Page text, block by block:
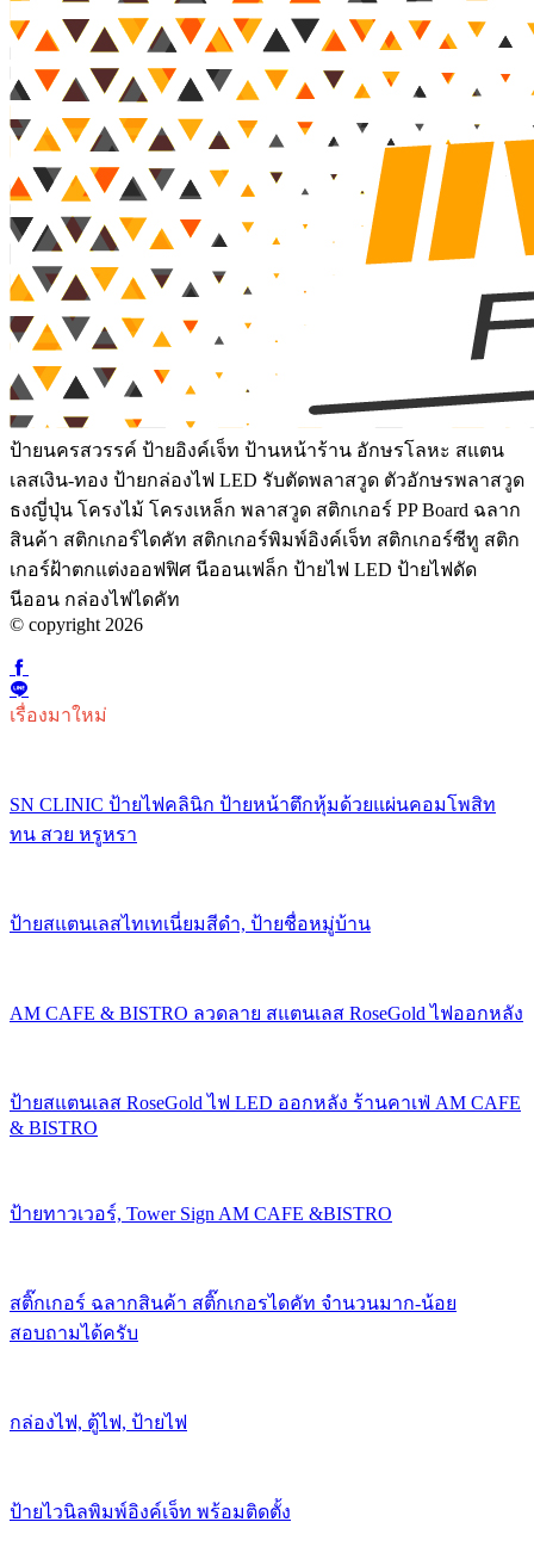
ป้ายนครสวรรค์ ป้ายอิงค์เจ็ท ป้านหน้าร้าน อักษรโลหะ สแตน
เลสเงิน-ทอง ป้ายกล่องไฟ LED รับตัดพลาสวูด ตัวอักษรพลาสวูด
ธงญี่ปุ่น โครงไม้ โครงเหล็ก พลาสวูด สติกเกอร์ PP Board ฉลาก
สินค้า สติกเกอร์ไดคัท สติกเกอร์พิมพ์อิงค์เจ็ท สติกเกอร์ซีทู สติก
เกอร์ฝ้าตกแต่งออฟฟิศ นีออนเฟล็ก ป้ายไฟ LED ป้ายไฟดัด
นีออน กล่องไฟไดคัท
© copyright 2026
เรื่องมาใหม่
SN CLINIC ป้ายไฟคลินิก ป้ายหน้าตึกหุ้มด้วยแผ่นคอมโพสิท
ทน สวย หรูหรา
ป้ายสแตนเลสไทเทเนี่ยมสีดำ, ป้ายชื่อหมู่บ้าน
AM CAFE & BISTRO ลวดลาย สแตนเลส RoseGold ไฟออกหลัง
ป้ายสแตนเลส RoseGold ไฟ LED ออกหลัง ร้านคาเฟ่ AM CAFE
& BISTRO
ป้ายทาวเวอร์, Tower Sign AM CAFE &BISTRO
สติ๊กเกอร์ ฉลากสินค้า สติ๊กเกอรไดคัท จำนวนมาก-น้อย
สอบถามได้ครับ
กล่องไฟ, ตู้ไฟ, ป้ายไฟ
ป้ายไวนิลพิมพ์อิงค์เจ็ท พร้อมติดตั้ง